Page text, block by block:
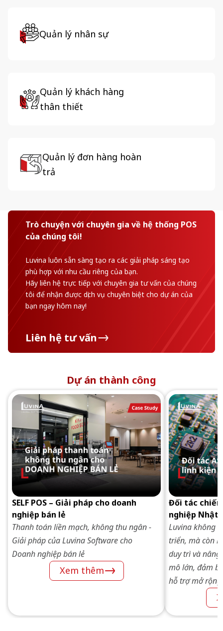
Quản lý nhân sự
Quản lý khách hàng
thân thiết
Quản lý đơn hàng hoàn
trả
Trò chuyện với chuyên gia về hệ thống POS
của chúng tôi!
Luvina luôn sẵn sàng tạo ra các giải pháp sáng tạo
phù hợp với nhu cầu riêng của bạn.
Hãy liên hệ trực tiếp với chuyên gia tư vấn của chúng
tôi để nhận được dịch vụ chuyên biệt cho dự án của
bạn ngay hôm nay!
Liên hệ tư vấn
Dự án thành công
SELF POS – Giải pháp cho doanh
nghiệp bán lẻ
Thanh toán liền mạch, không thu ngân -
Giải pháp của Luvina Software cho
Doanh nghiệp bán lẻ
Xem thêm
Đối tác chiến
nghiệp Nhật
Luvina không
triển, mà còn
duy trì và nâng
mô lớn, đảm
hỗ trợ mở